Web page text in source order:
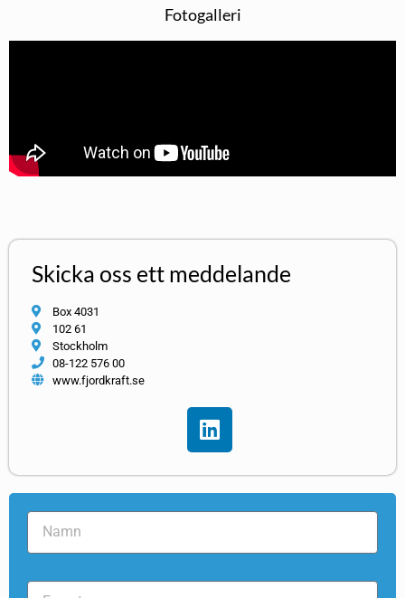
Fotogalleri
Skicka oss ett meddelande
Box 4031
102 61
Stockholm
08-122 576 00
www.fjordkraft.se